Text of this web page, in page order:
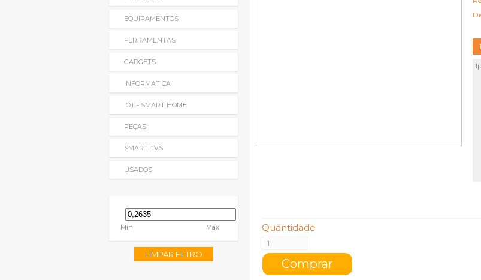
EQUIPAMENTOS
FERRAMENTAS
GADGETS
INFORMATICA
IOT - SMART HOME
PEÇAS
SMART TVS
USADOS
Min Max
LIMPAR FILTRO
Quantidade